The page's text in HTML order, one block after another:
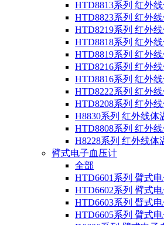
HTD8813系列 红外
HTD8823系列 红外
HTD8219系列 红外
HTD8818系列 红外
HTD8819系列 红外
HTD8216系列 红外
HTD8816系列 红外
HTD8222系列 红外
HTD8208系列 红外
H8830系列 红外线体
HTD8808系列 红外
H8228系列 红外线体
臂式电子血压计
全部
HTD6601系列 臂式
HTD6602系列 臂式
HTD6603系列 臂式
HTD6605系列 臂式